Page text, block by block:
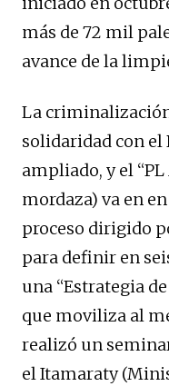
más de 72 mil
avance de la
La
solidaridad con el
ampliado, y el
mordaza) va en
proceso dirigido
para definir en
una “Estrategia
que moviliza al
realizó un
el Itamaraty